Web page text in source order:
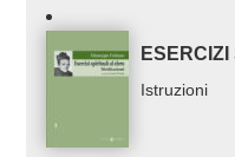
ESERCIZI
Istruzioni